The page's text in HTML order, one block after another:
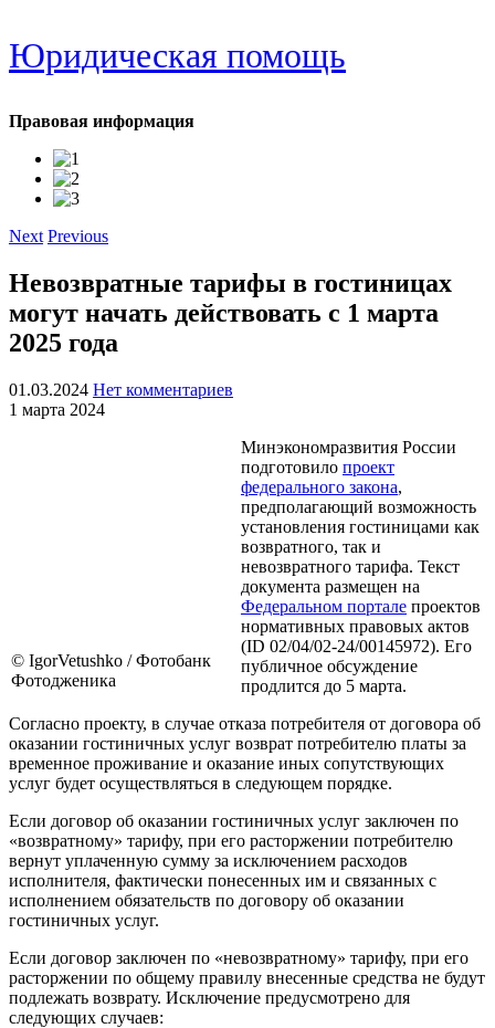
Юридическая помощь
Правовая информация
Next Previous
Невозвратные тарифы в гостиницах
могут начать действовать с 1 марта
2025 года
01.03.2024 Нет комментариев
1 марта 2024
© IgorVetushko / Фотобанк
Фотодженика
Минэкономразвития России
подготовило проект
федерального закона,
предполагающий возможность
установления гостиницами как
возвратного, так и
невозвратного тарифа. Текст
документа размещен на
Федеральном портале проектов
нормативных правовых актов
(ID 02/04/02-24/00145972). Его
публичное обсуждение
продлится до 5 марта.
Согласно проекту, в случае отказа потребителя от договора об
оказании гостиничных услуг возврат потребителю платы за
временное проживание и оказание иных сопутствующих
услуг будет осуществляться в следующем порядке.
Если договор об оказании гостиничных услуг заключен по
«возвратному» тарифу, при его расторжении потребителю
вернут уплаченную сумму за исключением расходов
исполнителя, фактически понесенных им и связанных с
исполнением обязательств по договору об оказании
гостиничных услуг.
Если договор заключен по «невозвратному» тарифу, при его
расторжении по общему правилу внесенные средства не будут
подлежать возврату. Исключение предусмотрено для
следующих случаев: